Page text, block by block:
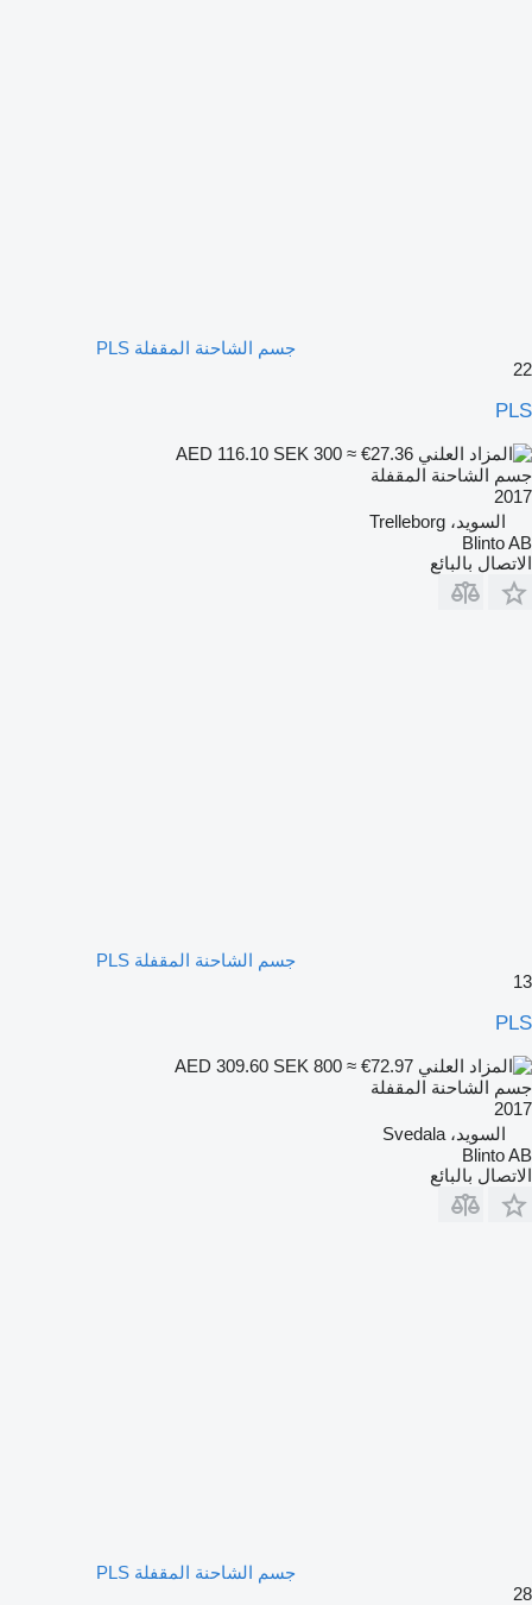
جسم الشاحنة المقفلة PLS
22
PLS
SEK 300 ≈ €27.36
جسم الشاحنة المقفلة
2017
السويد، Trelleborg
Blinto AB
الاتصال بالبائع
جسم الشاحنة المقفلة PLS
13
PLS
SEK 800 ≈ €72.97
جسم الشاحنة المقفلة
2017
السويد، Svedala
Blinto AB
الاتصال بالبائع
جسم الشاحنة المقفلة PLS
28